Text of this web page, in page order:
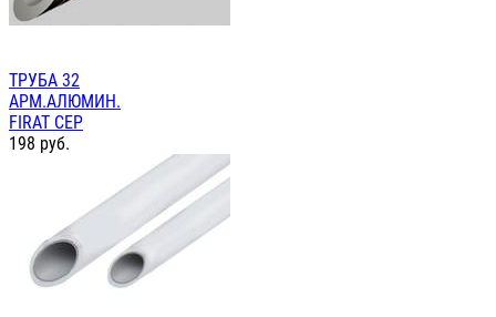
ТРУБА 32
АРМ.АЛЮМИН.
FIRAT СЕР
198 руб.